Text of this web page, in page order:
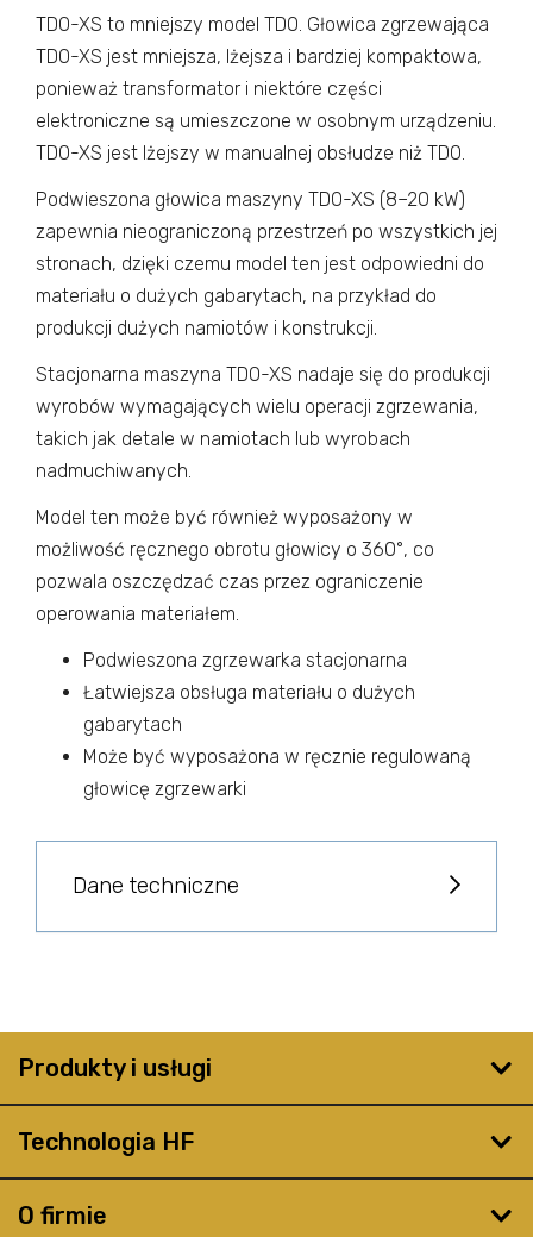
TDO-XS to mniejszy model TDO. Głowica zgrzewająca
TDO-XS jest mniejsza, lżejsza i bardziej kompaktowa,
ponieważ transformator i niektóre części
elektroniczne są umieszczone w osobnym urządzeniu.
TDO-XS jest lżejszy w manualnej obsłudze niż TDO.
Podwieszona głowica maszyny TDO-XS (8–20 kW)
zapewnia nieograniczoną przestrzeń po wszystkich jej
stronach, dzięki czemu model ten jest odpowiedni do
materiału o dużych gabarytach, na przykład do
produkcji dużych namiotów i konstrukcji.
Stacjonarna maszyna TDO-XS nadaje się do produkcji
wyrobów wymagających wielu operacji zgrzewania,
takich jak detale w namiotach lub wyrobach
nadmuchiwanych.
Model ten może być również wyposażony w
możliwość ręcznego obrotu głowicy o 360°, co
pozwala oszczędzać czas przez ograniczenie
operowania materiałem.
Podwieszona zgrzewarka stacjonarna
Łatwiejsza obsługa materiału o dużych
gabarytach
Może być wyposażona w ręcznie regulowaną
głowicę zgrzewarki
Dane techniczne
Produkty i usługi
Technologia HF
O firmie